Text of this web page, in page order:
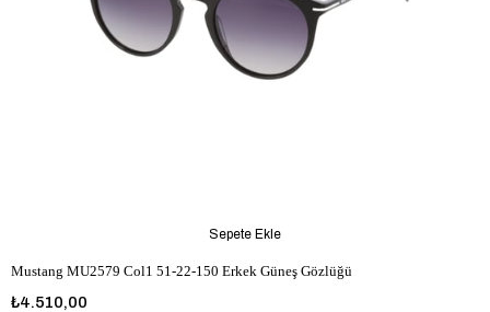
Mustang MU2579 Col1 51-22-150 Erkek Güneş Gözlüğü
₺4.510,00
Sepete Ekle